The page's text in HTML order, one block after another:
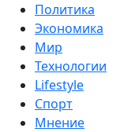
Политика
Экономика
Мир
Технологии
Lifestyle
Спорт
Мнение